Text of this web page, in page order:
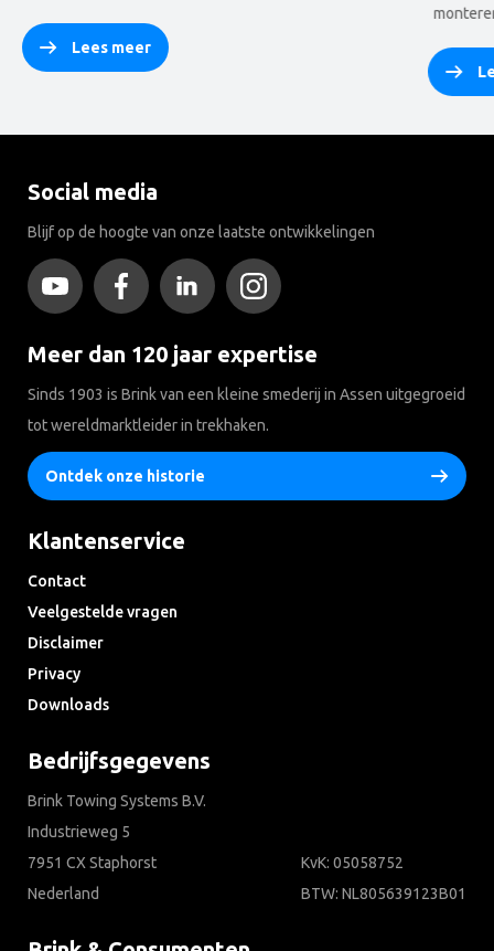
Lees meer
Social media
Blijf op de hoogte van onze laatste ontwikkelingen
Meer dan 120 jaar expertise
Sinds 1903 is Brink van een kleine smederij in Assen uitgegroeid
tot wereldmarktleider in trekhaken.
Ontdek onze historie
Klantenservice
Contact
Veelgestelde vragen
Disclaimer
Privacy
Downloads
Bedrijfsgegevens
Brink Towing Systems B.V.
Industrieweg 5
7951 CX Staphorst
Nederland
KvK: 05058752
BTW: NL805639123B01